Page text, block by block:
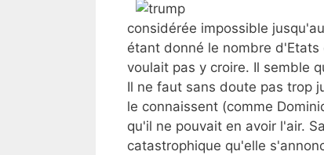
considérée impossible
étant donné le nombre
voulait pas y croire. Il semble
Il ne faut sans doute pas trop
le connaissent (comme
qu'il ne pouvait en avoir l'air.
catastrophique qu'elle